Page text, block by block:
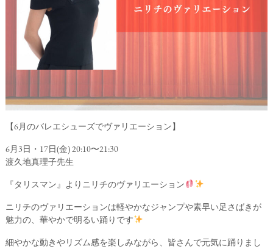
【6月のバレエシューズでヴァリエーション】
6月3日・17日(金) 20:10〜21:30
渡久地真理子先生
『タリスマン』よりニリチのヴァリエーション
ニリチのヴァリエーションは軽やかなジャンプや素早い足さばきが
魅力の、華やかで明るい踊りです
細やかな動きやリズム感を楽しみながら、皆さんで元気に踊りまし